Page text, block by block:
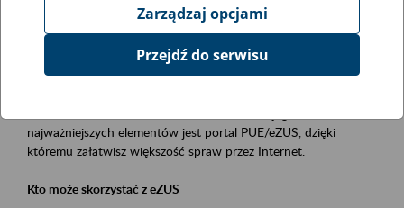
Opis wydarzenia
Platforma Usług Elektronicznych ZUS eZUS
najważniejszych elementów jest portal PUE/eZUS, dzięki
któremu załatwisz większość spraw przez Internet.
Kto może skorzystać z eZUS
Zarządzaj opcjami
Przejdź do serwisu